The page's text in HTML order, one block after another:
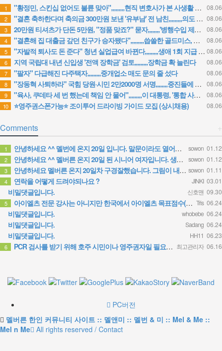
08.06
1 "황정민, 스킨십 없어도 불륜 맞아",,,,,,,,,현직 변호사가 본 사생활 논란
08.06
2 "결혼 축하한다며 축의금 300만원 보낸 '유부남' 전 남친,,,,,,,,,의도 없겠죠?"
08.06
3 20만원 티셔츠가 단돈 5만원, "정품 맞죠?" 묻자,,,,,,,,'병행수입 제품' 이라고
08.06
4 "결혼해 집 대출금 갚던 친구가 승자됐다",,,,,,,,,씁쓸한 골드미스, 왜???
08.06
5 "자발적 퇴사도 돈 준다" 청년 실업급여 바뀐다,,,,,,,,,생애 1회 지급 검토
08.06
6 지역 국립대 내년 신입생 '전액 장학금' 검토,,,,,,,,,장학금 확 늘린다
08.06
7 "팔자" 다급해진 다주택자,,,,,,,,,중개업소 매도 문의 줄 섰다
08.06
8 "장동혁 사퇴하라" 국힘 당원·시민 2만2000명 서명,,,,,,,,중진들에 촉구 서한 보낸다
08.06
9 "육사, 쿠데타 세 번 했는데 책임 안 물어",,,,,,,,,이 대통령, '통합 사관학교' 속도전 지시
08.06
10 ⭐영주권스폰가능⭐ 조이투어 드라이빙 가이드 모집 (상시채용)
+
Comments
sowon 01.12
1 안녕하세요 ^^ 멜번에 온지 20일 입니다. 말문이라도 열어보려고 글 보냅니다. 정말 반가운 소식인데 시간이…
sowon 01.12
2 안녕하세요 ^^ 멜버른 온지 20일 된 시니어 여자입니다. 생소한 곳이다보니 말문이라도 열어보려고 문자 드려…
sowon 01.11
3 안녕하세요 멜버른 온지 20일차 구경잘했습니다. 그림이 내마음입니다.
JINKI 03.01
4 연락을 어떻게 드려야되나요 ?
신호맨 09.30
비밀댓글입니다.
Tris 06.24
5 아이엘츠 전문 강사는 아니지만 한국에서 아이엘츠 목표점수(6.0)통과하고 호주대학 입학했어요 연락주시면 제가…
whobebe 06.24
비밀댓글입니다.
Sadang 06.24
비밀댓글입니다.
HH11 06.23
비밀댓글입니다.
최고관리자 06.16
6 PCR 검사를 받기 위해 호주 시민이나 영주권자일 필요는 없습니다. 가까운 무료 검사 클리닉에 방문 하시면 …
PC버전
멜버른 한인 커뮤니티 사이트 :: 멜앤미 :: 멜번 & 미 :: Mel & Me ::
Mel n Me All rights reserved / Contact